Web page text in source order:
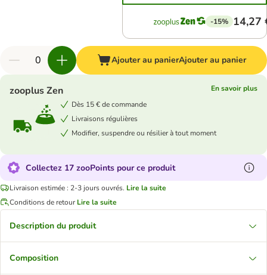
-15% 14,27
Ajouter au panierAjouter au panier
zooplus Zen
En savoir plus
Dès 15 € de commande
Livraisons régulières
Modifier, suspendre ou résilier à tout moment
Collectez 17 zooPoints pour ce produit
Livraison estimée : 2-3 jours ouvrés. Lire la suite
Conditions de retour Lire la suite
Description du produit
Composition